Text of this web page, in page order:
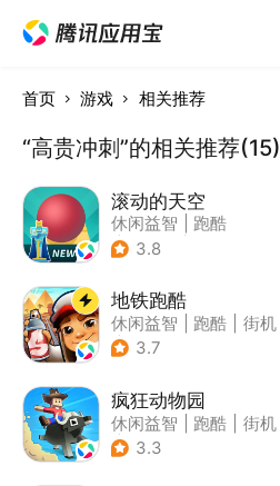
首页 游戏 相关推荐
“高贵冲刺”的相关推荐(15)
滚动的天空
休闲益智
跑酷
| 女性向
3.8
地铁跑酷
休闲益智 跑酷
街机
| 创梦天地
3.7
疯狂动物园
休闲益智 跑酷
街机
| 像素风
3.3